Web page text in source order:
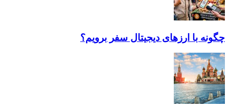
چگونه با ارز‌های دیجیتال سفر برویم؟